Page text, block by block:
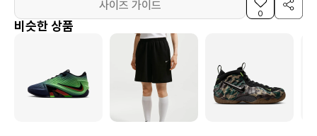
사이즈 가이드
0
비슷한 상품